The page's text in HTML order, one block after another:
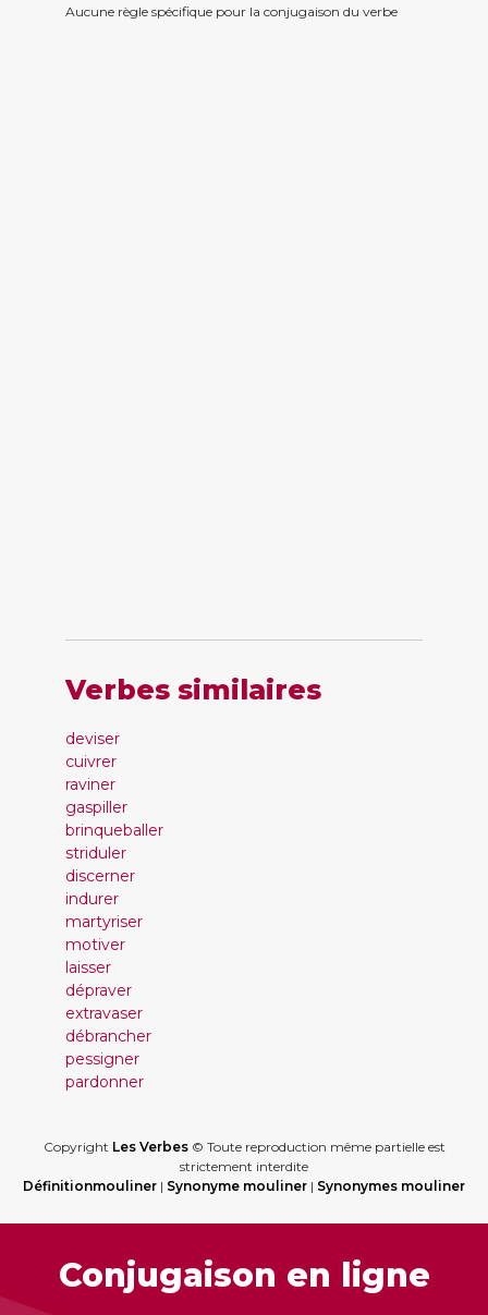
Aucune règle spécifique pour la conjugaison du verbe
Verbes similaires
deviser
cuivrer
raviner
gaspiller
brinqueballer
striduler
discerner
indurer
martyriser
motiver
laisser
dépraver
extravaser
débrancher
pessigner
pardonner
Copyright Les Verbes© Toute reproduction même partielle est
strictement interdite
Définitionmouliner | Synonyme mouliner | Synonymes mouliner
Conjugaison en ligne